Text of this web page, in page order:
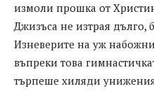
измоли прошка от
Джизъса не изтрая дълго,
Изневерите на уж
въпреки това
търпеше хиляди